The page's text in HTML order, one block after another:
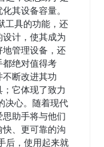
其设备容量。
工具的功能，还
计，使其成为
管理设备，还
绝对值得考
断改进其功
它体现了致力
决心。随着现代
助手将与他们
、更可靠的沟
后，使用起来就